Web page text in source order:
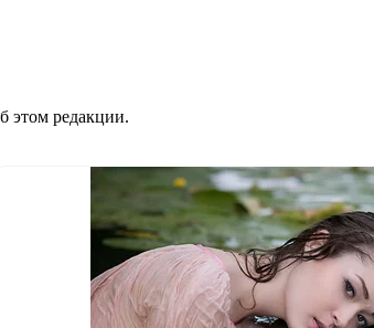
этом редакции.